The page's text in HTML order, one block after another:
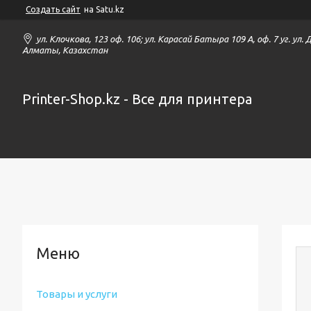
Создать сайт на Satu.kz
ул. Клочкова, 123 оф. 106; ул. Карасай Батыра 109 А, оф. 7 уг. ул.
Алматы, Казахстан
Printer-Shop.kz - Все для принтера
Товары и услуги